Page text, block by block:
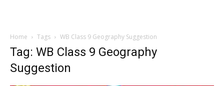
Home Tags WB Class 9 Geography Suggestion
Tag: WB Class 9 Geography
Suggestion